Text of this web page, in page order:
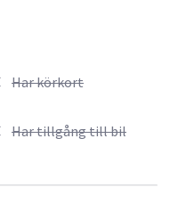
Har körkort
Har tillgång till bil